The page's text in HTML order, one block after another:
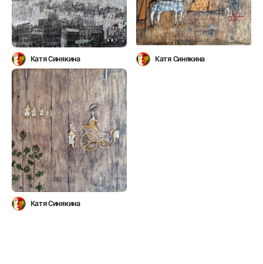
Катя Синякина Катя Синякина
Катя Синякина